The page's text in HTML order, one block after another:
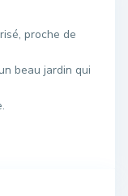
proche de
beau jardin qui